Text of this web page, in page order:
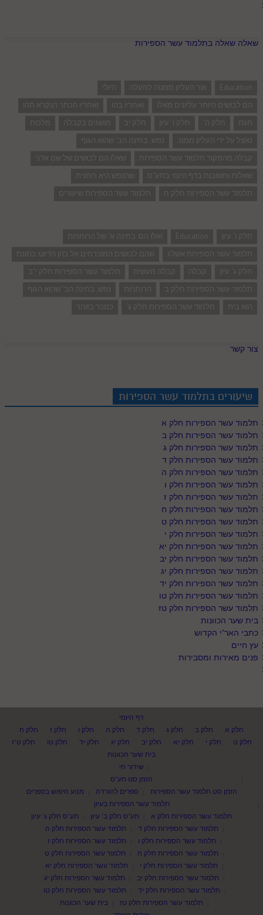
שאלה שאלה בתלמוד עשר הספירות
Education אור העליון ממטה למעלה
היולי
הם לבושים היותר עליונים מאלו
ואחריו בהו
ואחריו הכתר הנקרא תהו
חגת
חלק ה' חלק ו' עיון חלק יב מושגים בקבלה
מלכות
נאצל על ידי העליון ממנו.
נפש. בחינה הב' שהוא הגוף
קבלה מהמקור תלמוד עשר הספירות
שאלו הם לבושים של שם אדני
שאלות ותשובות בדף היומי בתע"ס
שהנפש היא רוחנית
תלמוד עשר הספירות חלק ח
תלמוד עשר הספירות שיעורים
חלק ו' עיון Education
ואלו הם: בחינה א' של הרוחניות
תלמוד עשר הספירות אשלג
שהם לבושים המוכרחים אל כהן הדיוט: כתונת
חלק ג' עיון
קבלה קבלה מעשית
תלמוד עשר הספירות חלק י"ב
תלמוד עשר הספירות חלק ב
הרוחניות
נפש. בחינה הב' שהוא הגוף
הוא בית
תלמוד עשר הספירות חלק ג' כנזכר בזוהר
צור קשר
שיעורים בתלמוד עשר הספירות
תלמוד עשר הספירות חלק א
תלמוד עשר הספירות חלק ב
תלמוד עשר הספירות חלק ג
תלמוד עשר הספירות חלק ד
תלמוד עשר הספירות חלק ה
תלמוד עשר הספירות חלק ו
תלמוד עשר הספירות חלק ז
תלמוד עשר הספירות חלק ח
תלמוד עשר הספירות חלק ט
תלמוד עשר הספירות חלק י
תלמוד עשר הספירות חלק יא
תלמוד עשר הספירות חלק יב
תלמוד עשר הספירות חלק יג
תלמוד עשר הספירות חלק יד
תלמוד עשר הספירות חלק טו
תלמוד עשר הספירות חלק טז
בית שער הכוונות
כתבי האר"י הקדוש
עץ חיים
פנים מאירות ומסבירות
דף היומי
חלק א
חלק ב חלק ג חלק ד חלק ה חלק ו חלק ז
חלק ח
חלק ט
חלק י חלק יא חלק יב חלק יג חלק יד חלק טו
חלק ט"ז
בית שער הכוונות
שידור חי
הזמן סט תע"ס
הזמן סט תלמוד עשר הספירות
ספרים להורדה
מנוע חיפוש בספרים
תלמוד עשר הספירות בעיון
תלמוד עשר הספירות חלק א
תע"ס חלק ב' עיון
תע"ס חלק ג' עיון
תלמוד עשר הספירות חלק ד
תלמוד עשר הספירות חלק ה
תלמוד עשר הספירות חלק ו
תלמוד עשר הספירות חלק ז
תלמוד עשר הספירות חלק ח
תלמוד עשר הספירות חלק ט
תלמוד עשר הספירות חלק י
תלמוד עשר הספירות חלק יא
תלמוד עשר הספירות חלק יב
תלמוד עשר הספירות חלק יג
תלמוד עשר הספירות חלק יד
תלמוד עשר הספירות חלק טו
תלמוד עשר הספירות חלק טז
בית שער הכוונות